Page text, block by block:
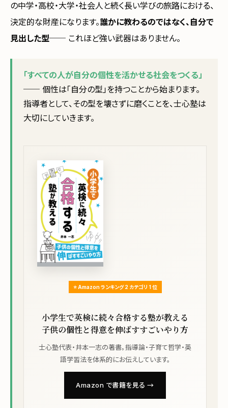
の中学・高校・大学・社会人と続く長い学びの旅路における、
決定的な財産になります。誰かに教わるのではなく、自分で
見出した型── これほど強い武器はありません。
「すべての人が自分の個性を活かせる社会をつくる」
── 個性は「自分の型」を持つことから始まります。
指導者として、その型を壊さずに磨くことを、士心塾は
大切にしていきます。
⭐ Amazon ランキング 2 カテゴリ 1 位
小学生で英検に続々合格する塾が教える
子供の個性と得意を伸ばすすごいやり方
士心塾代表・井本一志の著書。指導論・子育て哲学・英
語学習法を体系的にお伝えしています。
Amazon で書籍を見る →